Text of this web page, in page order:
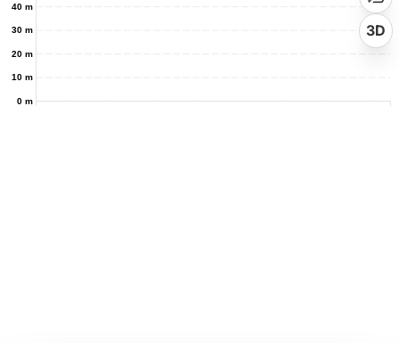
0 m
10 m
20 m
30 m
40 m
3D